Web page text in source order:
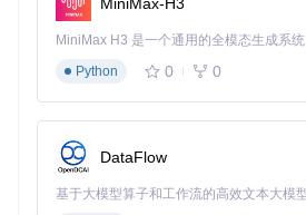
息
操作：右键开始菜单 → 选择"终
预期结果：终端窗口标题栏显示
werShell"
存储空间确认
Python
0 0
DataFlow
基于大模型算子和工作流的高效文本大模